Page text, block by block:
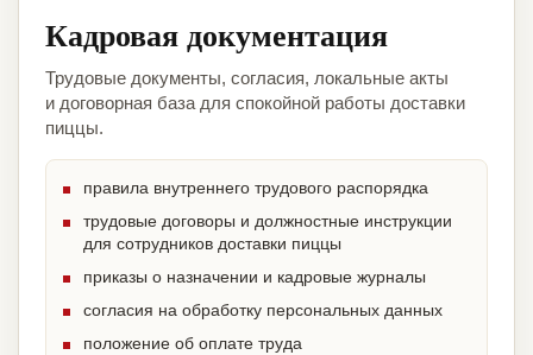
Кадровая документация
Трудовые документы, согласия, локальные акты
и договорная база для спокойной работы доставки
пиццы.
правила внутреннего трудового распорядка
трудовые договоры и должностные инструкции
для сотрудников доставки пиццы
приказы о назначении и кадровые журналы
согласия на обработку персональных данных
положение об оплате труда